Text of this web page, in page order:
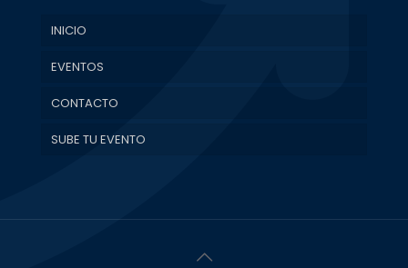
INICIO
EVENTOS
CONTACTO
SUBE TU EVENTO